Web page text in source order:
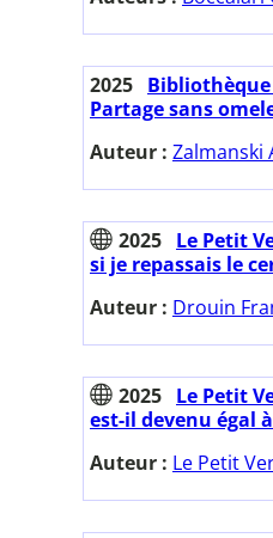
2025 Bibliothèque
Partage sans
Auteur : Zalmanski
2025 Le Petit
si je repassais le
Auteur : Drouin
2025 Le Petit
est-il devenu égal
Auteur : Le Petit